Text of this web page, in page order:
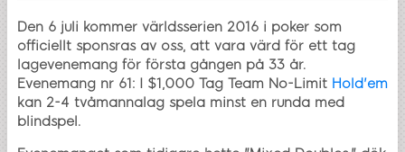
Den 6 juli kommer världsserien 2016 i poker som
officiellt sponsras av oss, att vara värd för ett tag
lagevenemang för första gången på 33 år.
Evenemang nr 61: I $1,000 Tag Team No-Limit Hold'em
kan 2-4 tvåmannalag spela minst en runda med
blindspel.